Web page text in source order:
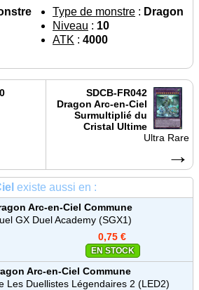
Type de monstre : Dragon
Niveau : 10
ATK : 4000
SDCB-FR042
Dragon Arc-en-Ciel
Surmultiplié du
Cristal Ultime
Ultra Rare
→
existe aussi en :
Arc-en-Ciel Commune
GX Duel Academy (SGX1)
0,75 €
EN STOCK
Arc-en-Ciel Commune
Les Duellistes Légendaires 2 (LED2)